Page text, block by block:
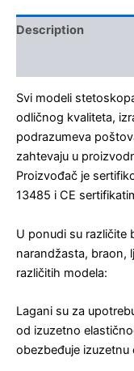
Description
Svi modeli
odličnog kvaliteta,
podrazumeva
zahtevaju u
Proizvođač je
13485 i CE
U ponudi su različite
narandžasta, braon,
različitih modela:
Lagani su za
od izuzetno
obezbeđuje